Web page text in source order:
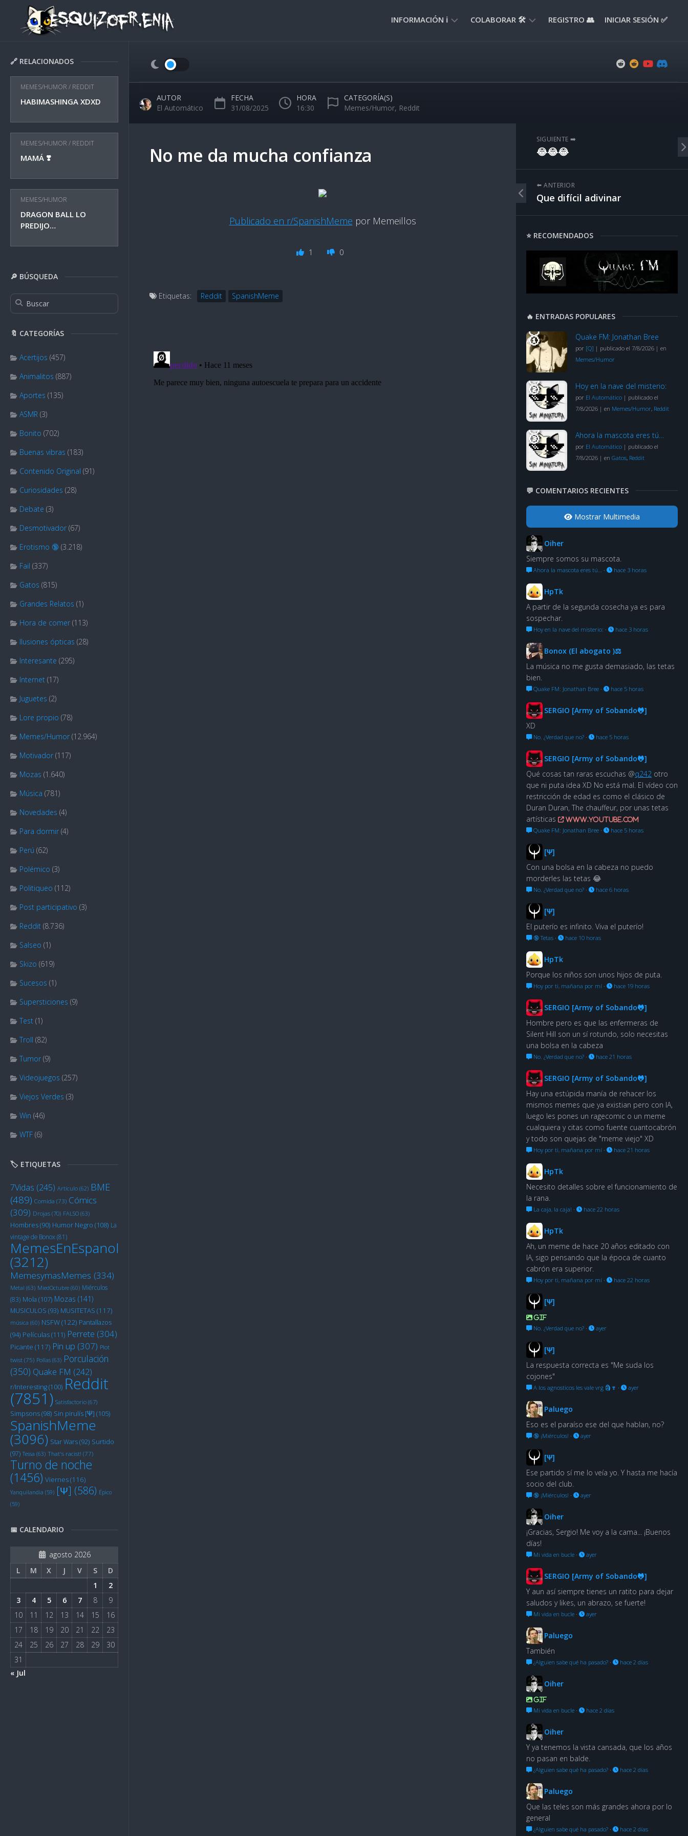
content
INFORMACIÓN ℹ️
NORMAS
USO
🚸
COLABORAR 🛠️ REGISTRO 👥 INICIAR SESIÓN ✅
🔗 RELACIONADOS
MEMES/HUMOR / REDDIT
HABIMASHINGA XDXD
MEMES/HUMOR / REDDIT
MAMÁ ❣️
MEMES/HUMOR
DRAGON BALL LO
PREDIJO…
🔎 BÚSQUEDA
🔖 CATEGORÍAS
Acertijos (457)
Animalitos (887)
Aportes (135)
ASMR (3)
Bonito (702)
Buenas vibras (183)
Contenido Original (91)
Curiosidades (28)
Debate (3)
Desmotivador (67)
Erotismo 🔞 (3.218)
Fail (337)
Gatos (815)
Grandes Relatos (1)
Hora de comer (113)
Ilusiones ópticas (28)
Interesante (295)
Internet (17)
Juguetes (2)
Lore propio (78)
Memes/Humor (12.964)
Motivador (117)
Mozas (1.640)
Música (781)
Novedades (4)
Para dormir (4)
Perú (62)
Polémico (3)
Politiqueo (112)
Post participativo (3)
Reddit (8.736)
Salseo (1)
Skizo (619)
Sucesos (1)
Supersticiones (9)
Test (1)
Troll (82)
Tumor (9)
Videojuegos (257)
Viejos Verdes (3)
Win (46)
WTF (6)
🏷️ ETIQUETAS
7Vidas (245) Artículo (62) BME
(489) Comida (73) Cómics
(309) Drojas (70) FALSO (63)
Hombres(90) Humor Negro (108) La
vintage de Bonox(81)
MemesEnEspanol
(3212)
MemesymasMemes (334)
Metal (63) MiedOctubre (60) Miérculos
(83) Mola (107) Mozas (141)
MUSICULOS (93) MUSITETAS (117)
música (60) NSFW(122) Pantallazos
(94) Películas(111) Perrete (304)
Picante (117) Pin up (307) Plot
twist (75) Pollas (63) Porculación
(350) Quake FM (242)
r/Interesting(100) Reddit
(7851) Satisfactorio (67)
Simpsons(98) Sin pirulís [Ψ] (105)
SpanishMeme
(3096) Star Wars(92) Surtido
(97) Tessa (63) That's racist! (77)
Turno de noche
(1456) Viernes(116)
Yanquilandia (59) [Ψ] (586) Épico
(59)
📅 CALENDARIO
agosto 2026
L
M X J V S
D
1
2
3
4 5 6 7 8
9
10
11 12 13 14 15
16
17
18 19 20 21 22
23
24
25 26 27 28 29
30
31
« Jul
AUTOR
El Automático
FECHA
31/08/2025
HORA
16:30
CATEGORÍA(S)
Memes/Humor, Reddit
No me da mucha confianza
Publicado en r/SpanishMeme por Memeillos
1 0
Etiquetas: Reddit SpanishMeme
SIGUIENTE ➡️
😂😂😂
⬅️ ANTERIOR
Que difícil adivinar
⭐ RECOMENDADOS
🔥 ENTRADAS POPULARES
Quake FM: Jonathan Bree
por [Q] | publicado el 7/8/2026 | en
Memes/Humor
Hoy en la nave del misterio:
por El Automático | publicado el
7/8/2026 | en Memes/Humor, Reddit
Ahora la mascota eres tú…
por El Automático | publicado el
7/8/2026 | en Gatos, Reddit
💬 COMENTARIOS RECIENTES
Mostrar Multimedia
Oiher
Siempre somos su mascota.
Ahora la mascota eres tú… · hace 3 horas
HpTk
A partir de la segunda cosecha ya es para
sospechar.
Hoy en la nave del misterio: · hace 3 horas
Bonox (El abogato )⚖
La música no me gusta demasiado, las tetas
bien.
Quake FM: Jonathan Bree · hace 5 horas
SERGIO [Army of Sobando🐸]
XD
No. ¿Verdad que no? · hace 5 horas
SERGIO [Army of Sobando🐸]
Qué cosas tan raras escuchas @q242 otro
que ni puta idea XD No está mal. El vídeo con
restricción de edad es como el clásico de
Duran Duran, The chauffeur, por unas tetas
artísticas
www.youtube.com
Quake FM: Jonathan Bree · hace 5 horas
[Ψ]
Con una bolsa en la cabeza no puedo
morderles las tetas 😂
No. ¿Verdad que no? · hace 6 horas
[Ψ]
El puterío es infinito. Viva el puterío!
🔞 Tetas · hace 10 horas
HpTk
Porque los niños son unos hijos de puta.
Hoy por ti, mañana por mí · hace 19 horas
SERGIO [Army of Sobando🐸]
Hombre pero es que las enfermeras de
Silent Hill son un sí rotundo, solo necesitas
una bolsa en la cabeza
No. ¿Verdad que no? · hace 21 horas
SERGIO [Army of Sobando🐸]
Hay una estúpida manía de rehacer los
mismos memes que ya existian pero con IA,
luego les pones un ragecomic o un meme
cualquiera y citas como fuente cuantocabrón
y todo son quejas de "meme viejo" XD
Hoy por ti, mañana por mí · hace 21 horas
HpTk
Necesito detalles sobre el funcionamiento de
la rana.
La caja, la caja! · hace 22 horas
HpTk
Ah, un meme de hace 20 años editado con
IA, sigo pensando que la época de cuanto
cabrón era superior.
Hoy por ti, mañana por mí · hace 22 horas
[Ψ]
GIF
No. ¿Verdad que no? · ayer
[Ψ]
La respuesta correcta es "Me suda los
cojones"
A los agnosticos les vale vrg 🗿🍷 · ayer
Paluego
Eso es el paraíso ese del que hablan, no?
🔞 ¡Miérculos! · ayer
[Ψ]
Ese partido sí me lo veía yo. Y hasta me hacía
socio del club.
🔞 ¡Miérculos! · ayer
Oiher
¡Gracias, Sergio! Me voy a la cama... ¡Buenos
días!
Mi vida en bucle · ayer
SERGIO [Army of Sobando🐸]
Y aun así siempre tienes un ratito para dejar
saludos y likes, un abrazo, se fuerte!
Mi vida en bucle · ayer
Paluego
También
¿Alguien sabe qué ha pasado? · hace 2 días
Oiher
GIF
Mi vida en bucle · hace 2 días
Oiher
Y ya tenemos la vista cansada, que los años
no pasan en balde.
¿Alguien sabe qué ha pasado? · hace 2 días
Paluego
Que las teles son más grandes ahora por lo
general
¿Alguien sabe qué ha pasado? · hace 2 días